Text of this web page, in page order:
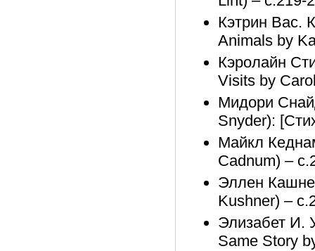
Кэтрин Вас.
Animals by
Кэролайн
Visits by
Мидори
Snyder):
Майкл
Cadnum) –
Эллен
Kushner) –
Элизабет И.
Same Story